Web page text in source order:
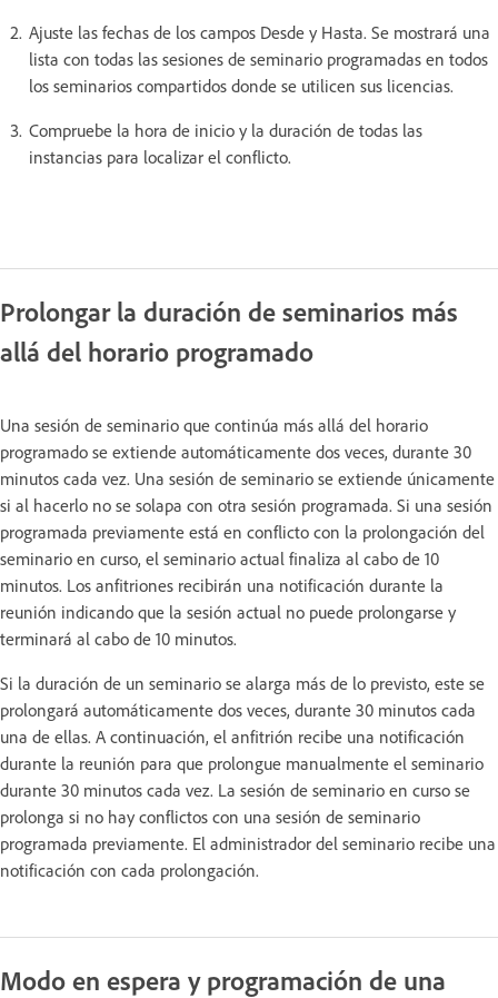
Ajuste las fechas de los campos Desde y Hasta. Se mostrará una
lista con todas las sesiones de seminario programadas en todos
los seminarios compartidos donde se utilicen sus licencias.
Compruebe la hora de inicio y la duración de todas las
instancias para localizar el conflicto.
Prolongar la duración de seminarios más
allá del horario programado
Una sesión de seminario que continúa más allá del horario
programado se extiende automáticamente dos veces, durante 30
minutos cada vez. Una sesión de seminario se extiende únicamente
si al hacerlo no se solapa con otra sesión programada. Si una sesión
programada previamente está en conflicto con la prolongación del
seminario en curso, el seminario actual finaliza al cabo de 10
minutos. Los anfitriones recibirán una notificación durante la
reunión indicando que la sesión actual no puede prolongarse y
terminará al cabo de 10 minutos.
Si la duración de un seminario se alarga más de lo previsto, este se
prolongará automáticamente dos veces, durante 30 minutos cada
una de ellas. A continuación, el anfitrión recibe una notificación
durante la reunión para que prolongue manualmente el seminario
durante 30 minutos cada vez. La sesión de seminario en curso se
prolonga si no hay conflictos con una sesión de seminario
programada previamente. El administrador del seminario recibe una
notificación con cada prolongación.
Modo en espera y programación de una